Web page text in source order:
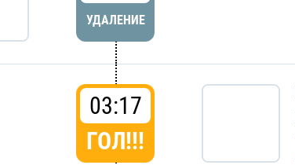
УДАЛЕНИЕ
03:17
ГОЛ!!!